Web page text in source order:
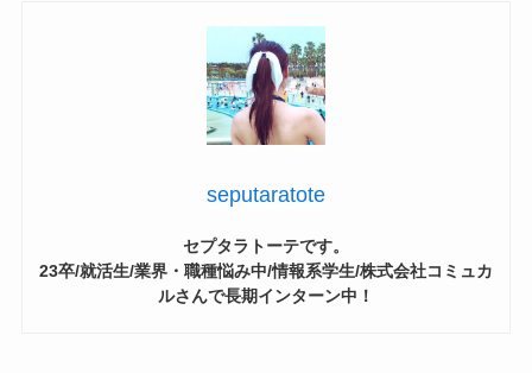
seputaratote
セプタラトーテです。
23卒/就活生/業界・職種悩み中/情報系学生/株式会社コミュカ
ルさんで長期インターン中！